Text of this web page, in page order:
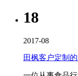
18
2017-08
田枫客户定制